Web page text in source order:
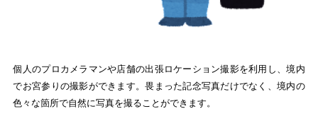
個人のプロカメラマンや店舗の出張ロケーション撮影を利用し、境内
でお宮参りの撮影ができます。畏まった記念写真だけでなく、境内の
色々な箇所で自然に写真を撮ることができます。